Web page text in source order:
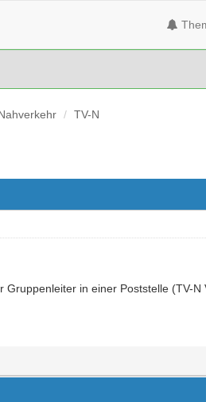
TV-N
in einer Poststelle (TV-N